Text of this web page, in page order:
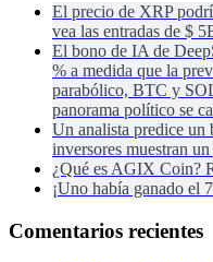
El precio de XRP
vea las entradas de $
El bono de IA de
% a medida que la
parabólico, BTC y
panorama político se
Un analista predice
inversores muestran
¿Qué es AGIX Coin?
¡Uno había ganado el
Comentarios recientes